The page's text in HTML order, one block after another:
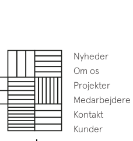
Nyheder
Om os
Projekter
Medarbejdere
Kontakt
Kunder